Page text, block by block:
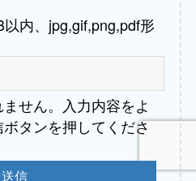
内、jpg,gif,png,pdf形
せん。入力内容をよ
タンを押してくださ